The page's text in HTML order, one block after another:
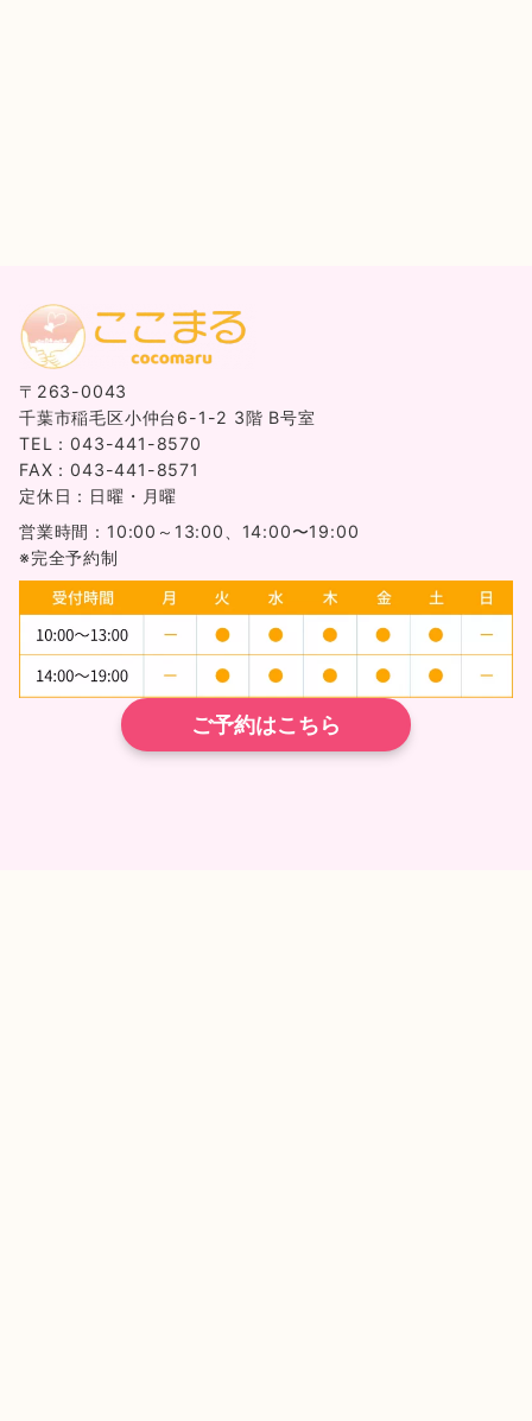
〒263-0043
千葉市稲毛区小仲台6-1-2 3階 B号室
TEL：043-441-8570
FAX：043-441-8571
定休日：日曜・月曜
営業時間：10:00～13:00、14:00〜19:00
※完全予約制
ご予約はこちら